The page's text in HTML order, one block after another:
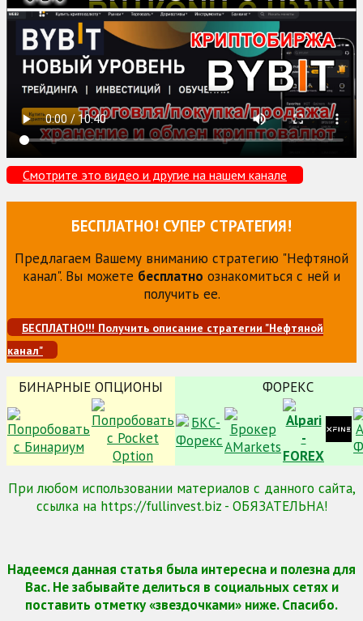
Смотрите это видео и другие на нашем канале
БЕСПЛАТНО! СУПЕР СТРАТЕГИЯ!
Предлагаем Вашему вниманию стратегию "Нефтяной
канал". Вы можете бесплатно ознакомиться с ней и
получить ее.
БЕСПЛАТНО!!! Получить описание стратегии "Нефтяной
канал"
БИНАРНЫЕ ОПЦИОНЫ ФОРЕКС
При любом использовании материалов с данного сайта,
ссылка на https://fullinvest.biz - ОБЯЗАТЕЛЬНА!
Надеемся данная статья была интересна и полезна для
Вас. Не забывайте делиться в социальных сетях и
поставить отметку «звездочками» ниже. Спасибо.